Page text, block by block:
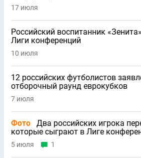
17 июля
Российский воспитанник
Лиги конференций
10 июля
12 российских футболистов
отборочный раунд еврокубков
7 июля
Фото
Два российских игрока
которые сыграют в Лиге
5 июля 1